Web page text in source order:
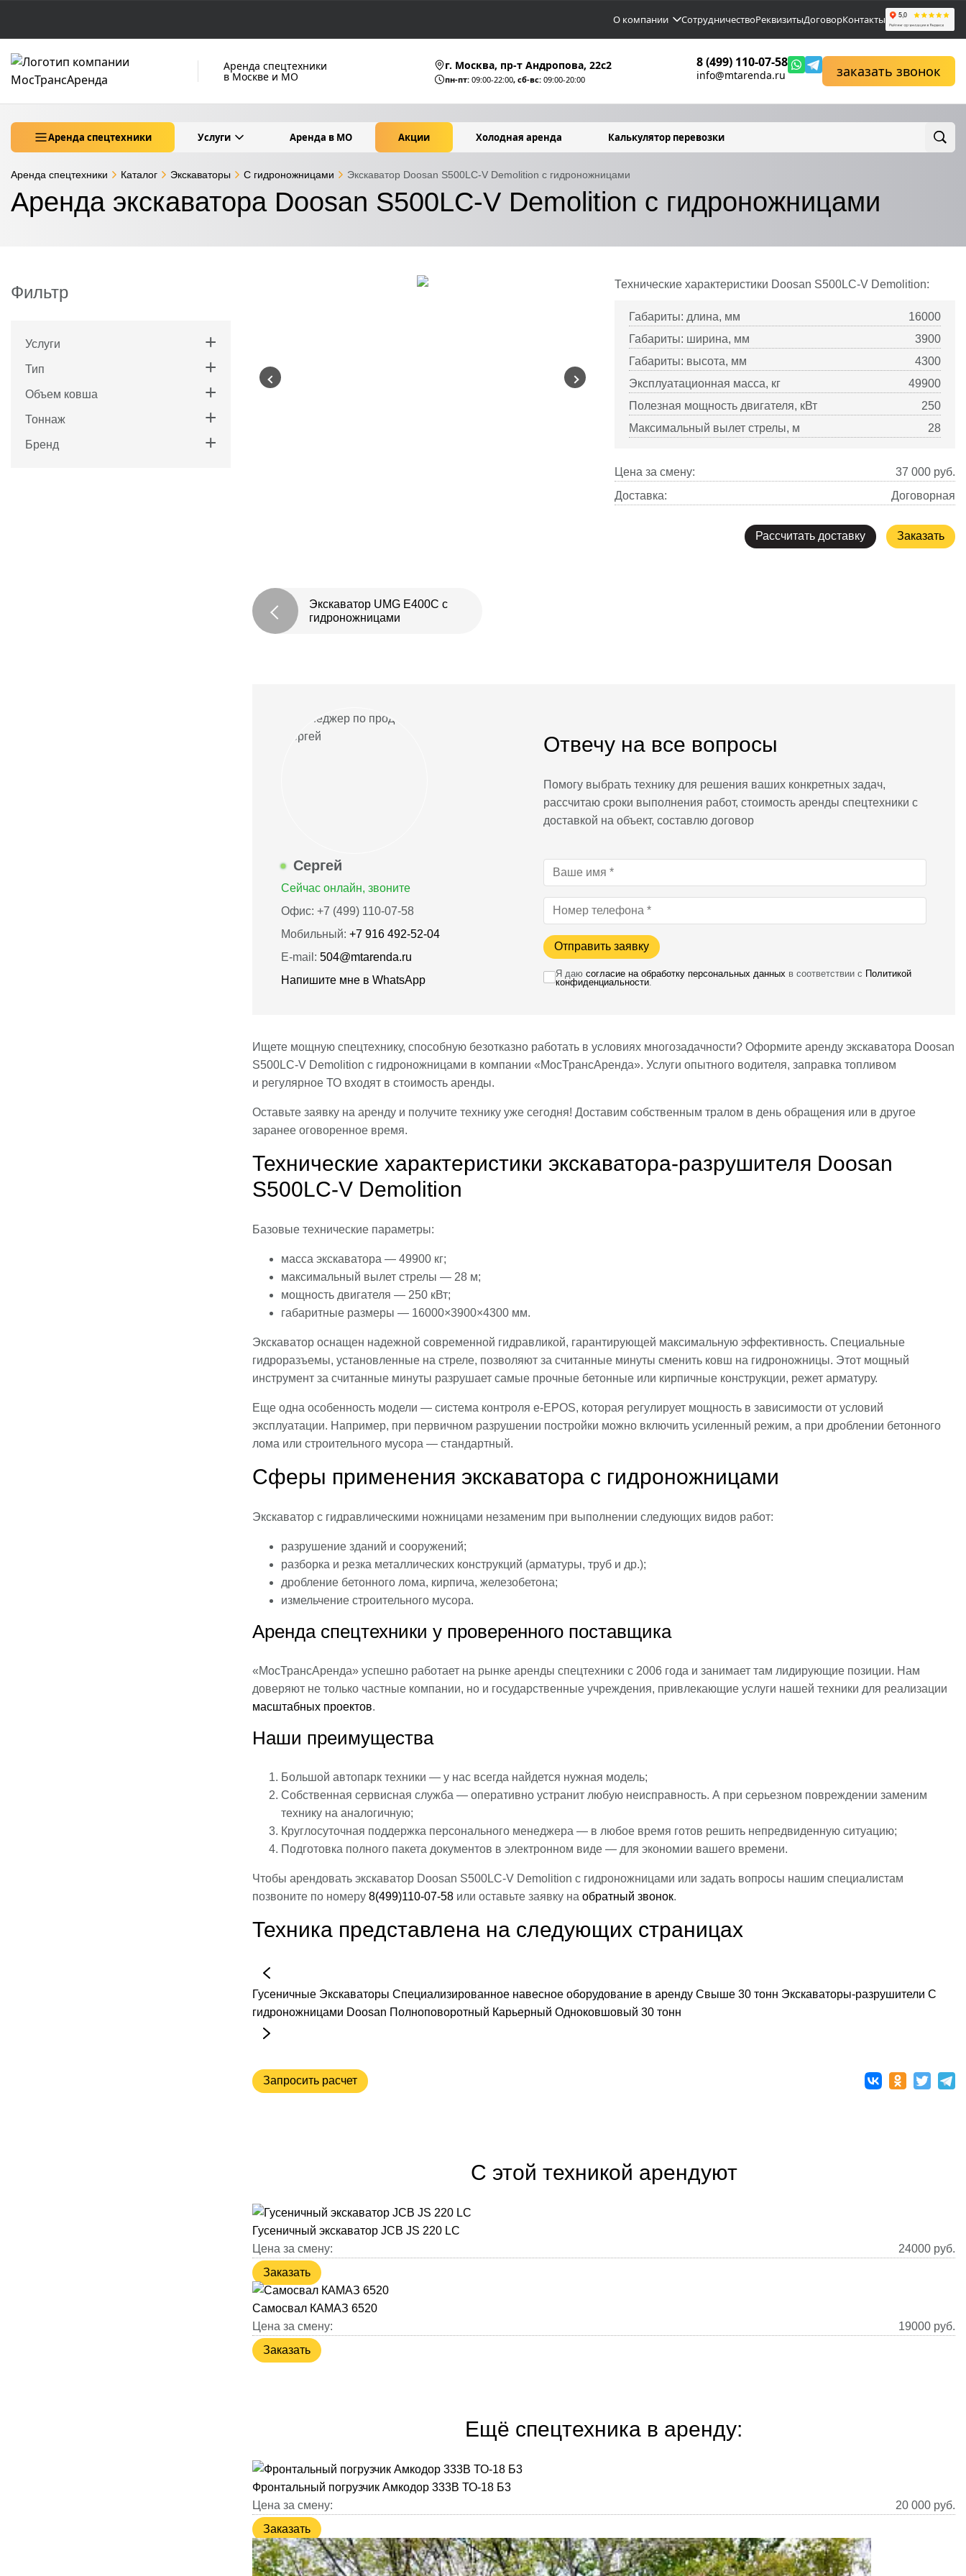
О компании СотрудничествоРеквизитыДоговорКонтакты
Аренда спецтехники
в Москве и МО
г. Москва, пр-т Андропова, 22c2
пн-пт: 09:00-22:00, сб-вс: 09:00-20:00
8 (499) 110-07-58
info@mtarenda.ru заказать звонок
Аренда спецтехники Услуги Аренда в МО Акции Холодная аренда Калькулятор перевозки
Аренда экскаватора Doosan S500LC-V Demolition с гидроножницами
Аренда спецтехники Каталог Экскаваторы С гидроножницами Экскаватор Doosan S500LC-V Demolition с гидроножницами
Фильтр
Услуги
Тип
Объем ковша
Тоннаж
Бренд
Технические характеристики Doosan S500LC-V Demolition:
Габариты: длина, мм
16000
Габариты: ширина, мм
3900
Габариты: высота, мм
4300
Эксплуатационная масса, кг
49900
Полезная мощность двигателя, кВт
250
Максимальный вылет стрелы, м
28
Цена за смену: 37 000 руб.
Доставка:
Договорная
Рассчитать доставку Заказать
Экскаватор UMG E400C с
гидроножницами
Отвечу на все вопросы
Помогу выбрать технику для решения ваших конкретных задач,
рассчитаю сроки выполнения работ, стоимость аренды спецтехники с
доставкой на объект, составлю договор
Сергей
Сейчас онлайн, звоните
Офис: +7 (499) 110-07-58
Мобильный: +7 916 492‑52‑04
E-mail: 504@mtarenda.ru
Напишите мне в WhatsApp
Отправить заявку
Я даюсогласие на обработку персональных данных в соответствии с Политикой
конфиденциальности .
Ищете мощную спецтехнику, способную безотказно работать в условиях многозадачности? Оформите аренду экскаватора Doosan
S500LC-V Demolition с гидроножницами в компании «МосТрансАренда». Услуги опытного водителя, заправка топливом
и регулярное ТО входят в стоимость аренды.
Оставьте заявку на аренду и получите технику уже сегодня! Доставим собственным тралом в день обращения или в другое
заранее оговоренное время.
Технические характеристики экскаватора-разрушителя Doosan
S500LC-V Demolition
Базовые технические параметры:
масса экскаватора — 49900 кг;
максимальный вылет стрелы — 28 м;
мощность двигателя — 250 кВт;
габаритные размеры — 16000×3900×4300 мм.
Экскаватор оснащен надежной современной гидравликой, гарантирующей максимальную эффективность. Специальные
гидроразъемы, установленные на стреле, позволяют за считанные минуты сменить ковш на гидроножницы. Этот мощный
инструмент за считанные минуты разрушает самые прочные бетонные или кирпичные конструкции, режет арматуру.
Еще одна особенность модели — система контроля e-EPOS, которая регулирует мощность в зависимости от условий
эксплуатации. Например, при первичном разрушении постройки можно включить усиленный режим, а при дроблении бетонного
лома или строительного мусора — стандартный.
Сферы применения экскаватора с гидроножницами
Экскаватор с гидравлическими ножницами незаменим при выполнении следующих видов работ:
разрушение зданий и сооружений;
разборка и резка металлических конструкций (арматуры, труб и др.);
дробление бетонного лома, кирпича, железобетона;
измельчение строительного мусора.
Аренда спецтехники у проверенного поставщика
«МосТрансАренда» успешно работает на рынке аренды спецтехники с 2006 года и занимает там лидирующие позиции. Нам
доверяют не только частные компании, но и государственные учреждения, привлекающие услуги нашей техники для реализации
масштабных проектов.
Наши преимущества
Большой автопарк техники — у нас всегда найдется нужная модель;
Собственная сервисная служба — оперативно устранит любую неисправность. А при серьезном повреждении заменим
технику на аналогичную;
Круглосуточная поддержка персонального менеджера — в любое время готов решить непредвиденную ситуацию;
Подготовка полного пакета документов в электронном виде — для экономии вашего времени.
Чтобы арендовать экскаватор Doosan S500LC-V Demolition с гидроножницами или задать вопросы нашим специалистам
позвоните по номеру 8(499)110-07-58 или оставьте заявку на обратный звонок.
Техника представлена на следующих страницах
Гусеничные Экскаваторы Специализированное навесное оборудование в аренду Свыше 30 тонн Экскаваторы-разрушители С
гидроножницами Doosan Полноповоротный Карьерный Одноковшовый 30 тонн
Запросить расчет
С этой техникой арендуют
Гусеничный экскаватор JCB JS 220 LC
Цена за смену:
24000 руб.
Заказать
Самосвал КАМАЗ 6520
Цена за смену:
19000 руб.
Заказать
Ещё спецтехника в аренду:
Фронтальный погрузчик Амкодор 333В ТО-18 Б3
Цена за смену:
20 000 руб.
Заказать